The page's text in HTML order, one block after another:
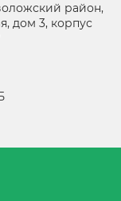
район,
дом 3, корпус